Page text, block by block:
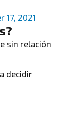
17, 2021
sin relación
decidir